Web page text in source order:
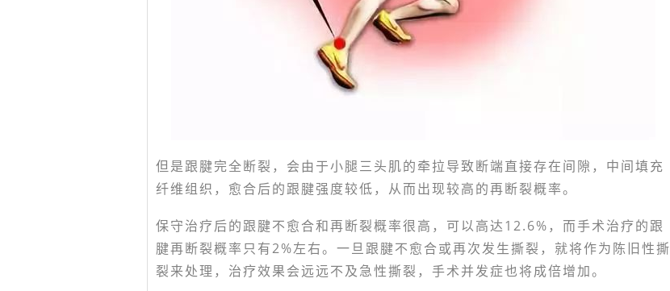
但是跟腱完全断裂，会由于小腿三头肌的牵拉导致断端直接存在间隙，中间填充
纤维组织，愈合后的跟腱强度较低，从而出现较高的再断裂概率。
保守治疗后的跟腱不愈合和再断裂概率很高，可以高达12.6%，而手术治疗的跟
腱再断裂概率只有2%左右。一旦跟腱不愈合或再次发生撕裂，就将作为陈旧性撕
裂来处理，治疗效果会远远不及急性撕裂，手术并发症也将成倍增加。